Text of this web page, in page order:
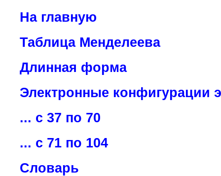
На главную
Таблица Менделеева
Длинная форма
Электронные конфигурации
... с 37 по 70
... с 71 по 104
Словарь